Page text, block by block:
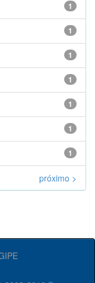
1
1
1
1
1
1
1
próximo >